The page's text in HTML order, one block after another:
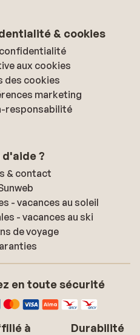
& cookies
aux cookies
des cookies
marketing
responsabilité
d'aide ?
& contact
- vacances au soleil
- vacances au ski
de voyage
en toute sécurité
à Durabilité